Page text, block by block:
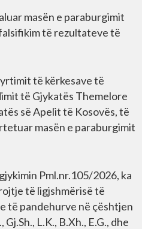
masën e paraburgimit
të rezultateve të
të kërkesave të
të Gjykatës Themelore
së Apelit të Kosovës, të
masën e paraburgimit
Pml.nr.105/2026, ka
të ligjshmërisë të
të pandehurve në çështjen
L.K., B.Xh., E.G., dhe